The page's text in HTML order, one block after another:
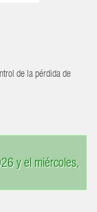
de la pérdida de
y el miércoles,